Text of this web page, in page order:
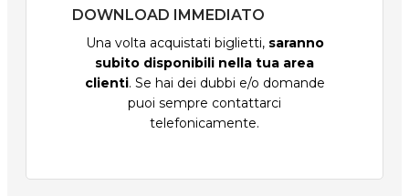
DOWNLOAD IMMEDIATO
Una volta acquistati biglietti, saranno
subito disponibili nella tua area
clienti. Se hai dei dubbi e/o domande
puoi sempre contattarci
telefonicamente.